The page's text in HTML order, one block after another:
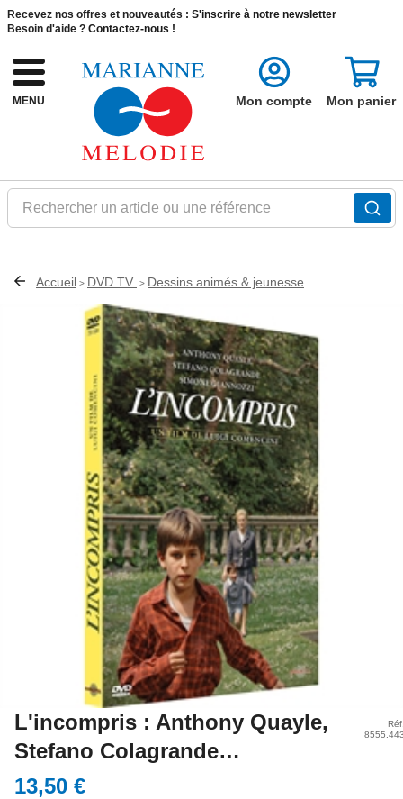
Recevez nos offres et nouveautés : S'inscrire à notre newsletter
Besoin d'aide ? Contactez-nous !
MENU
Rechercher un article ou une référence
Mon compte Mon panier
Accueil > DVD TV > Dessins animés & jeunesse
L'incompris : Anthony Quayle,
Stefano Colagrande…
13,50 €